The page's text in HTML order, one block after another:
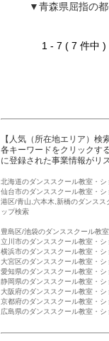
▼青森県屈指の
1 - 7 ( 7 件
【人気（所在地エリア）検
各キーワードをクリックす
に登録された事業情報がリ
北海道のダンススクール教室・シ
仙台市のダンススクール教室・シ
港区/青山,六本木,新橋のダンスス
ップ検索
豊島区/池袋のダンススクール教
立川市のダンススクール教室・シ
横浜市のダンススクール教室・シ
大宮区のダンススクール教室・シ
愛知県のダンススクール教室・シ
静岡県のダンススクール教室・シ
大阪府のダンススクール教室・シ
京都府のダンススクール教室・シ
広島県のダンススクール教室・シ